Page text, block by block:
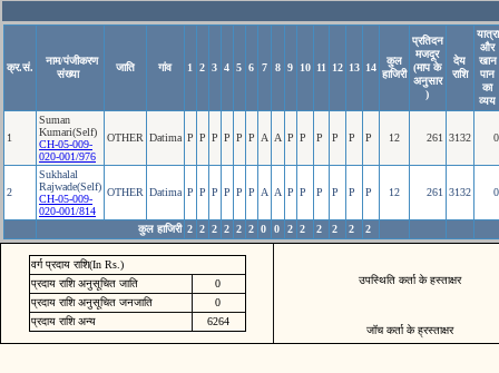
क्र.सं.
नाम/पंजीकरण
संख्या
जाति गांव 1 2 3 4 5 6 7 8 9 10 11 12 13 14
कुल
हाजिरी
प्रतिदन
मजदूर
(माप के
अनुसार
)
देय
राशि
यात्रा
और
खान
पान
का
व्यय
1
Suman
Kumari(Self)
CH-05-009-
020-001/976
OTHER Datima P P P P P P A A P P P P P P 12 261 3132 0
2
Sukhalal
Rajwade(Self)
CH-05-009-
020-001/814
OTHER Datima P P P P P P A A P P P P P P 12 261 3132 0
कुल हाजिरी 2 2 2 2 2 2 0 0 2 2 2 2 2 2
वर्ग प्रदाय राशि(In Rs.)
प्रदाय राशि अनुसूचित जाति
0
प्रदाय राशि अनुसूचित जनजाति
0
प्रदाय राशि अन्य
6264
उपस्थिति कर्ता के हस्ताक्षर
जॉच कर्ता के ह्रस्ताक्षर